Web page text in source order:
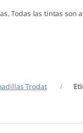
Todas las tintas son
Trodat